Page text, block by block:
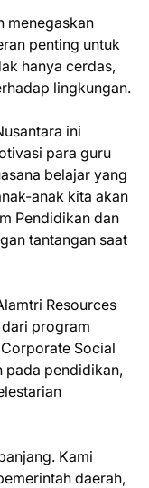
menegaskan
penting untuk
hanya cerdas,
lingkungan.
ini
para guru
belajar yang
anak kita akan
Pendidikan dan
tantangan saat
Resources
program
Social
pada pendidikan,
Kami
daerah,